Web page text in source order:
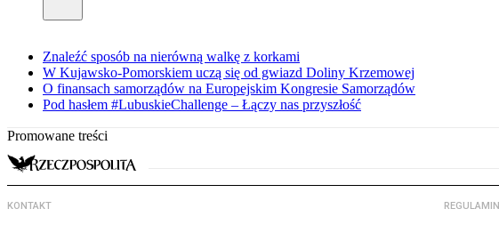
Znaleźć sposób na nierówną walkę z korkami
W Kujawsko-Pomorskiem uczą się od gwiazd Doliny Krzemowej
O finansach samorządów na Europejskim Kongresie Samorządów
Pod hasłem #LubuskieChallenge – Łączy nas przyszłość
Promowane treści
KONTAKT REGULAMIN